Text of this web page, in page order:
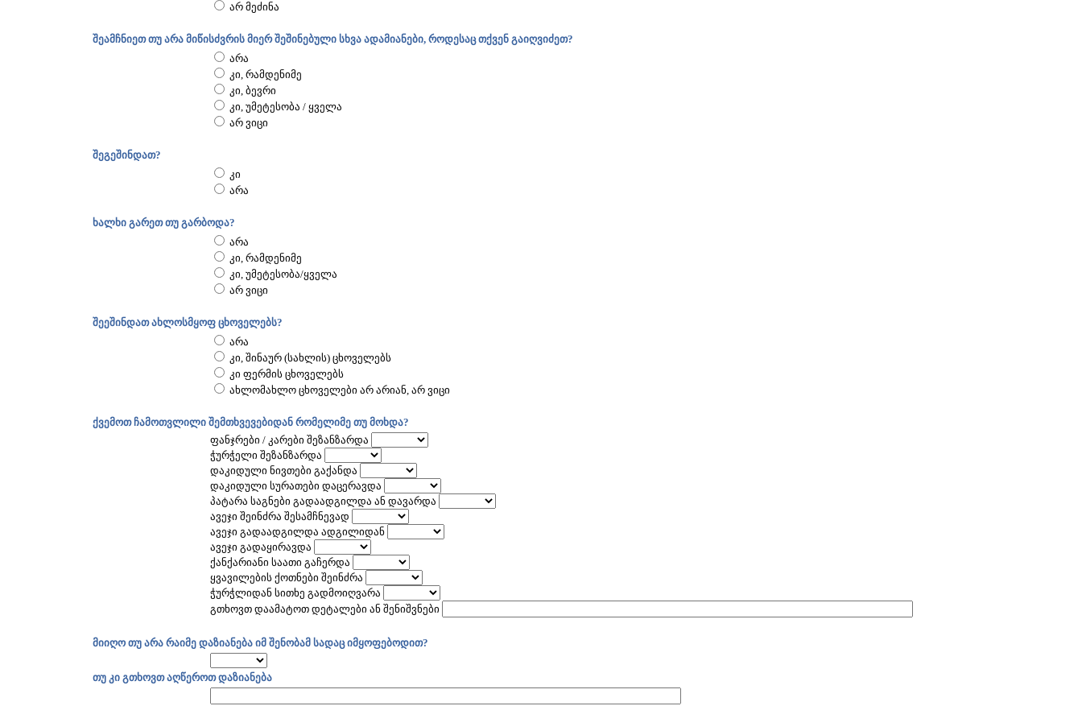
არ მეძინა
შეამჩნიეთ თუ არა მიწისძვრის მიერ შეშინებული სხვა ადამიანები, როდესაც თქვენ გაიღვიძეთ?
არა
კი, რამდენიმე
კი, ბევრი
კი, უმეტესობა / ყველა
არ ვიცი
შეგეშინდათ?
კი
არა
ხალხი გარეთ თუ გარბოდა?
არა
კი, რამდენიმე
კი, უმეტესობა/ყველა
არ ვიცი
შეეშინდათ ახლოსმყოფ ცხოველებს?
არა
კი, შინაურ (სახლის) ცხოველებს
კი ფერმის ცხოველებს
ახლომახლო ცხოველები არ არიან, არ ვიცი
ქვემოთ ჩამოთვლილი შემთხვევებიდან რომელიმე თუ მოხდა?
ფანჯრები / კარები შეზანზარდა
ჭურჭელი შეზანზარდა
დაკიდული ნივთები გაქანდა
დაკიდული სურათები დაცერავდა
პატარა საგნები გადაადგილდა ან დავარდა
ავეჯი შეინძრა შესამჩნევად
ავეჯი გადაადგილდა ადგილიდან
ავეჯი გადაყირავდა
ქანქარიანი საათი გაჩერდა
ყვავილების ქოთნები შეინძრა
ჭურჭლიდან სითხე გადმოიღვარა
გთხოვთ დაამატოთ დეტალები ან შენიშვნები
მიიღო თუ არა რაიმე დაზიანება იმ შენობამ სადაც იმყოფებოდით?
თუ კი გთხოვთ აღწეროთ დაზიანება